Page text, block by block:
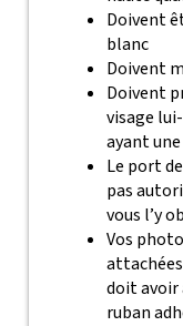
Doivent
blanc
Doivent
Doivent
visage
ayant
Le port
pas
vous l’y
Vos
doit avoir
ruban